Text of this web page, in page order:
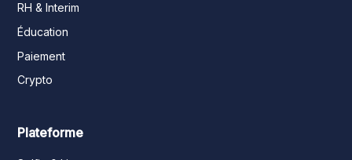
RH & Interim
Éducation
Paiement
Crypto
Plateforme